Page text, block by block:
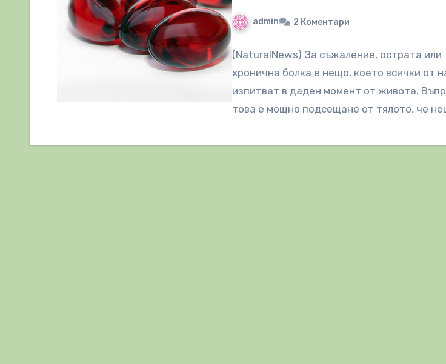
admin 2 Коментари
(NaturalNews) За съжаление, острата или
хронична болка е нещо, което всички от
изпитват в даден момент от живота.
това е мощно подсещане от тялото, че